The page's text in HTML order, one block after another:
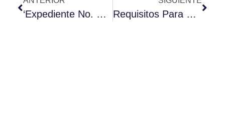
‘Expediente No. EXPD.F011X/2019: Residencia Por Arraigo Social En Tiempo Del Covid-19’ Requisitos Para Solicitar Renovación De Autorización De Residencia Temporal Por Arraigo Social